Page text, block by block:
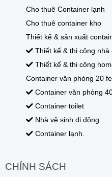
Cho thuê Container lạnh
Cho thuê container kho
Thiết kế & sản xuất
Thiết kế & thi công nhà
Thiết kế & thi công
Container văn phòng 20
Container văn phòng
Container toilet
Nhà vệ sinh di động
Container lạnh.
CHÍNH SÁCH